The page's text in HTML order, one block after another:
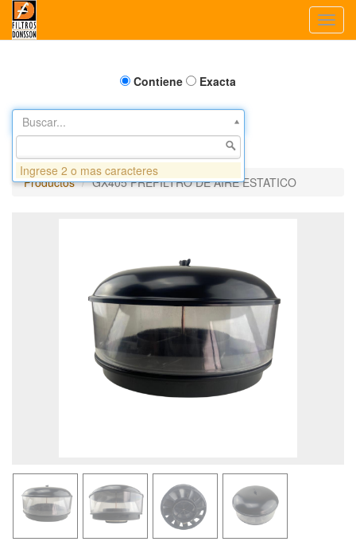
Contiene Exacta
Buscar...
Productos GX405 PREFILTRO DE AIRE ESTATICO
Ingrese 2 o mas caracteres